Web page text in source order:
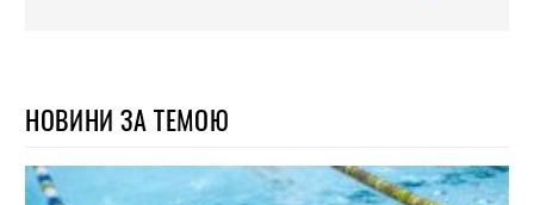
НОВИНИ ЗА ТЕМОЮ